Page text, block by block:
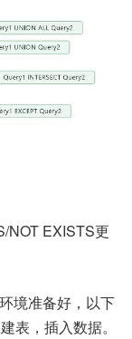
NOT EXISTS更
境准备好，以下
表，插入数据。